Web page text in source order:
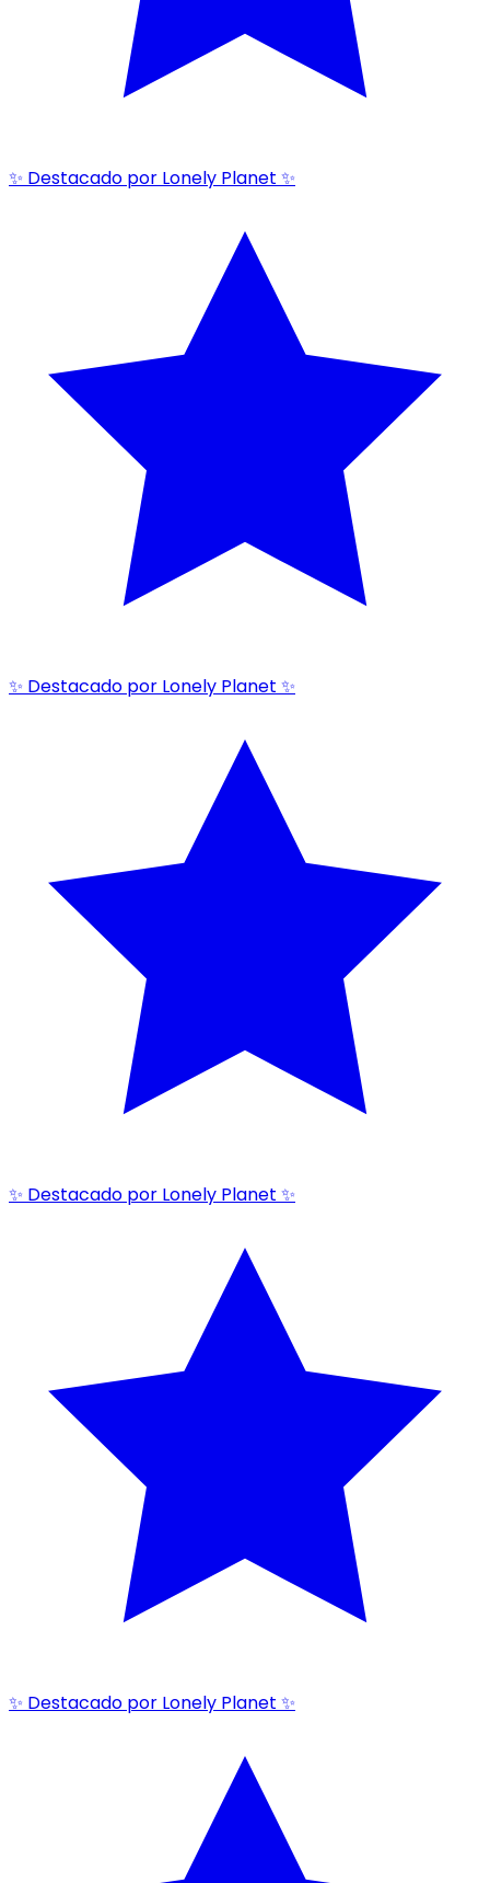
✨ Destacado por Lonely Planet ✨
✨ Destacado por Lonely Planet ✨
✨ Destacado por Lonely Planet ✨
✨ Destacado por Lonely Planet ✨